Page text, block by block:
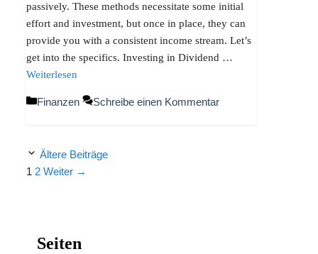
passively. These methods necessitate some initial
effort and investment, but once in place, they can
provide you with a consistent income stream. Let’s
get into the specifics. Investing in Dividend …
Weiterlesen
Kategorien
Finanzen Schreibe einen Kommentar
Ältere Beiträge
Seite
1 Seite
2 Weiter →
Seiten